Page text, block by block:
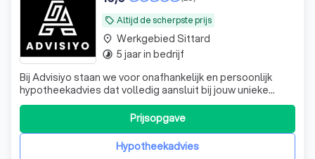
local_offer Altijd de scherpste prijs
Bij Advisiyo staan we voor onafhankelijk en persoonlijk
hypotheekadvies dat volledig aansluit bij jouw unieke
situatie en wensen. Als ervaren tussenpersoon vergelijken
we de mogelijkheden bij diverse hypotheekverstrekkers
om de beste oplossing voor jou te vinden. Of je nu een
starter bent, wilt doorHypotheekadvies
Prijsopgave
place Werkgebied Sittard
timelapse 5 jaar in bedrijf